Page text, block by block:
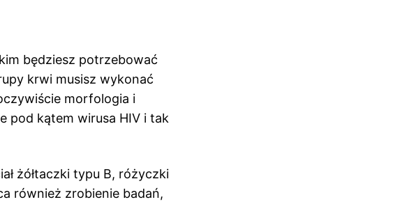
będziesz potrzebować
krwi musisz wykonać
morfologia i
pod kątem wirusa HIV i tak
żółtaczki typu B, różyczki
również zrobienie badań,